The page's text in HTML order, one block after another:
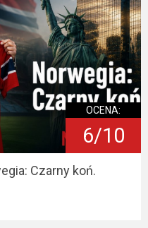
OCENA:
6/10
Czarny koń.